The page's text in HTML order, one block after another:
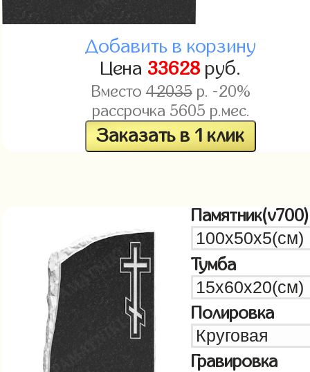
Добавить в корзину
Цена 33628 руб.
Вместо42035р. -20%
рассрочка 5605 р.мес.
Заказать в 1 клик
Памятник(v700)
Тумба
Полировка
Гравировка